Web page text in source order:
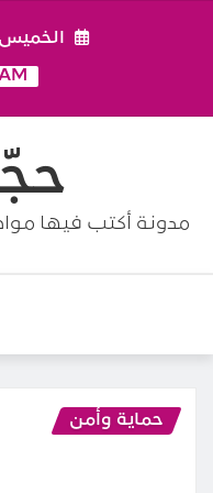
الخميس, 6 أغسطس
مدونة أكتب فيها
حماية وأمن